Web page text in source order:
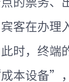
客在办理
时，终端
本设备”